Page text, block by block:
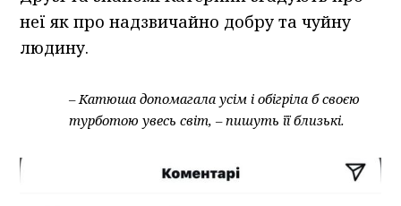
неї як про надзвичайно добру та чуйну
людину.
– Катюша допомагала усім і обігріла б своєю
турботою увесь світ, – пишуть її близькі.